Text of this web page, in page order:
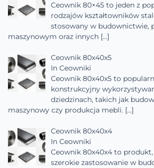
Ceownik 80×45 to jeden z
rodzajów kształtowników
stosowany w budownictwie,
maszynowym oraz innych […]
Ceownik 80x40x5
In Ceowniki
Ceownik 80x40x5 to
konstrukcyjny
dziedzinach, takich jak
maszynowy czy produkcja mebli. […]
Ceownik 80x40x4
In Ceowniki
Ceownik 80x40x4 to
szerokie zastosowanie w